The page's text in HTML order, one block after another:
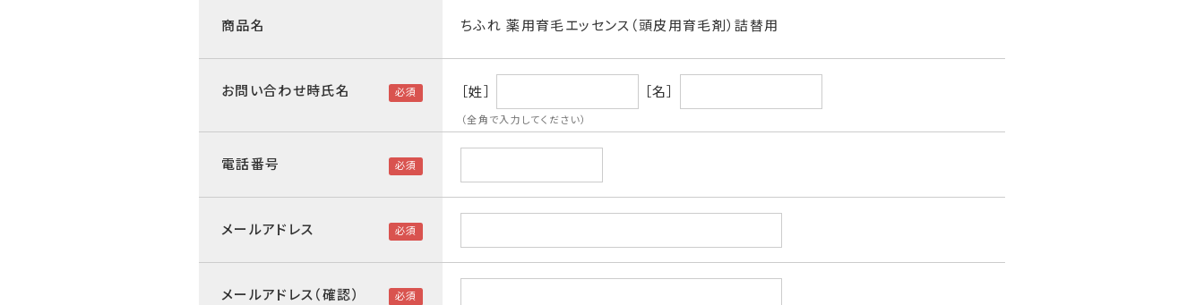
商品名 ちふれ 薬用育毛エッセンス（頭皮用育毛剤）詰替用
お問い合わせ時氏名 ［姓］ ［名］
（全角で入力してください）
電話番号
メールアドレス
メールアドレス（確認）